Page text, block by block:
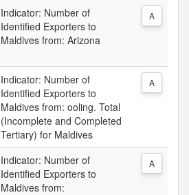
Indicator: Number of
Identified Exporters to
Maldives from: Arizona
A
Indicator: Number of
Identified Exporters to
Maldives from: ooling. Total
(Incomplete and Completed
Tertiary) for Maldives
A
Indicator: Number of
Identified Exporters to
Maldives from:
A